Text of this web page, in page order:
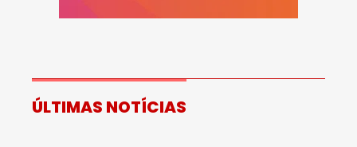
ÚLTIMAS NOTÍCIAS